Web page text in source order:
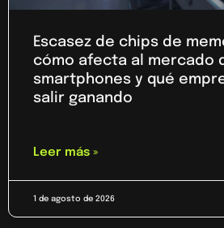
Escasez de chips de
cómo afecta al mercado
smartphones y qué
salir ganando
Leer más »
1 de agosto de 2026